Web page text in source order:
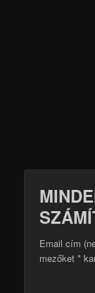
Email cím
mezőket*